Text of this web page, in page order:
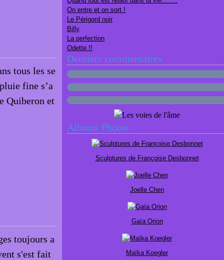
tous les se
fine s’a
Quiberon et
toujours a
s'est fait
On entre et on sort !
Le Périgord noir
Billy
La perfection
Odette !!
Derniers commentaires
Albums Photos
Sculptures de Françoise Desbonnet
Joelle Chen
Gaïa Orion
Maïka Koegler